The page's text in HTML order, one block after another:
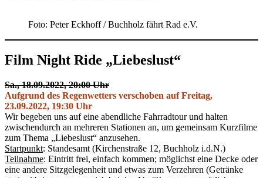
Foto: Peter Eckhoff / Buchholz fährt Rad e.V.
Film Night Ride „Liebeslust“
Sa., 18.09.2022, 20:00 Uhr
Aufgrund des Regenwetters verschoben auf Freitag,
23.09.2022, 19:30 Uhr
Wir begeben uns auf eine abendliche Fahrradtour und halten
zwischendurch an mehreren Stationen an, um gemeinsam Kurzfilme
zum Thema „Liebeslust“ anzusehen.
Startpunkt: Standesamt (Kirchenstraße 12, Buchholz i.d.N.)
Teilnahme: Eintritt frei, einfach kommen; möglichst eine Decke oder
eine andere Sitzgelegenheit und etwas zum Verzehren (Getränke